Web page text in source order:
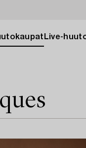
Live-